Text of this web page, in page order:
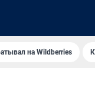
на Wildberries